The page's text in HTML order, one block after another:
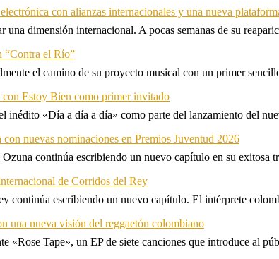
con alianzas internacionales y una nueva
una dimensión internacional. A pocas semanas de su
“Contra el Río”
el camino de su proyecto musical con un primer
Estoy Bien como primer invitado
inédito «Día a día a día» como parte del lanzamiento del
nuevas nominaciones en Premios Juventud 2026
continúa escribiendo un nuevo capítulo en su exitosa
de Corridos del Rey
continúa escribiendo un nuevo capítulo. El intérprete
una nueva visión del reggaetón colombiano
«Rose Tape», un EP de siete canciones que introduce al